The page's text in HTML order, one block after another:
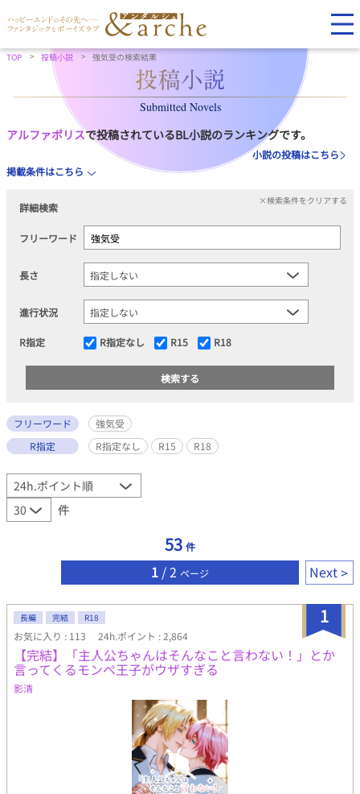
TOP 投稿小説 強気受の検索結果
Submitted Novels
アルファポリスで投稿されているBL小説のランキングです。
小説の投稿はこちら
掲載条件はこちら
詳細検索
×検索条件をクリアする
フリーワード
長さ
進行状況
R指定 R指定なし R15 R18
フリーワード
強気受
R指定
R指定なし R15 R18
件
53 件
1 / 2 ページ Next
1
長編 完結 R18
お気に入り : 113 24h.ポイント : 2,864
【完結】「主人公ちゃんはそんなこと言わない！」とか
言ってくるモンペ王子がウザすぎる
影清